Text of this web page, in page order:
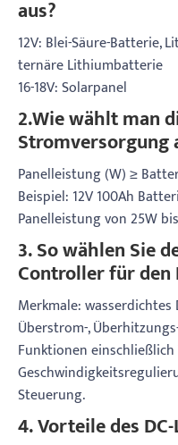
aus?
12V: Blei-Säure-Batterie,
ternäre Lithiumbatterie
16-18V: Solarpanel
2.Wie wählt man
Stromversorgung
Panelleistung (W) ≥
Beispiel: 12V 100Ah
Panelleistung von 25W
3. So wählen Sie
Controller für den
Merkmale: wasserdichtes
Überstrom-,
Funktionen einschließlich
Steuerung.
4. Vorteile des